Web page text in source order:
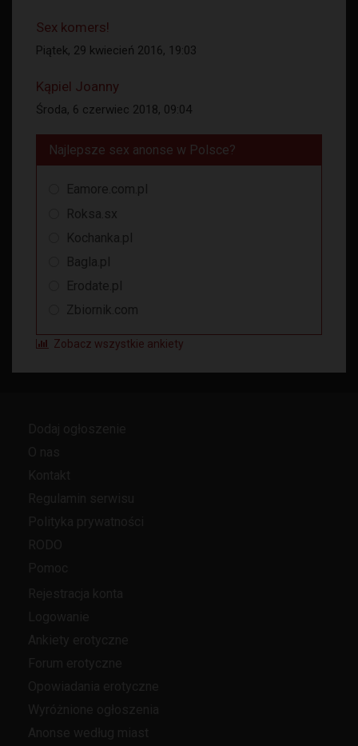
Sex komers!
Piątek, 29 kwiecień 2016, 19:03
Kąpiel Joanny
Środa, 6 czerwiec 2018, 09:04
Najlepsze sex anonse w Polsce?
Eamore.com.pl
Roksa.sx
Kochanka.pl
Bagla.pl
Erodate.pl
Zbiornik.com
Zobacz wszystkie ankiety